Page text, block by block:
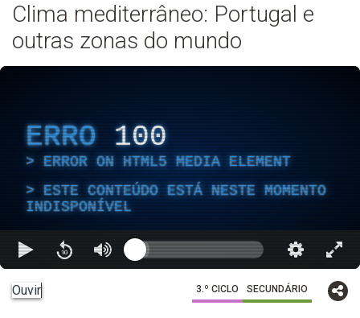
Clima mediterrâneo: Portugal e
outras zonas do mundo
ERRO 100
ERROR ON HTML5 MEDIA ELEMENT
ESTE CONTEÚDO ESTÁ NESTE MOMENTO
INDISPONÍVEL
Ouvir 3.º CICLO SECUNDÁRIO